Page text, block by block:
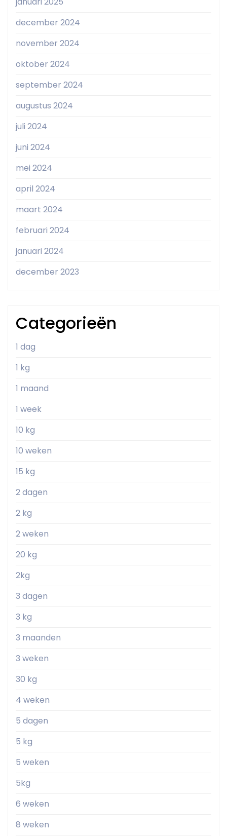
december 2024
november 2024
oktober 2024
september 2024
augustus 2024
juli 2024
juni 2024
mei 2024
april 2024
maart 2024
februari 2024
januari 2024
december 2023
Categorieën
1 dag
1 kg
1 maand
1 week
10 kg
10 weken
15 kg
2 dagen
2 kg
2 weken
20 kg
2kg
3 dagen
3 kg
3 maanden
3 weken
30 kg
4 weken
5 dagen
5 kg
5 weken
5kg
6 weken
8 weken